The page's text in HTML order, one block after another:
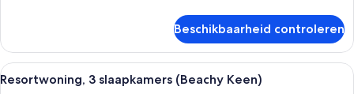
2
slaapkamers
Beschikbaarheid controleren
Alle
foto's
Een ruime woonkamer met een
18
Resortwoning, 3 slaapkamers (Beachy Keen)